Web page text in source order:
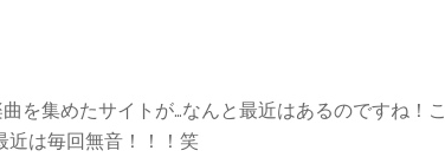
を集めたサイトが…なんと最近はあるのですね！こ
近は毎回無音！！！笑